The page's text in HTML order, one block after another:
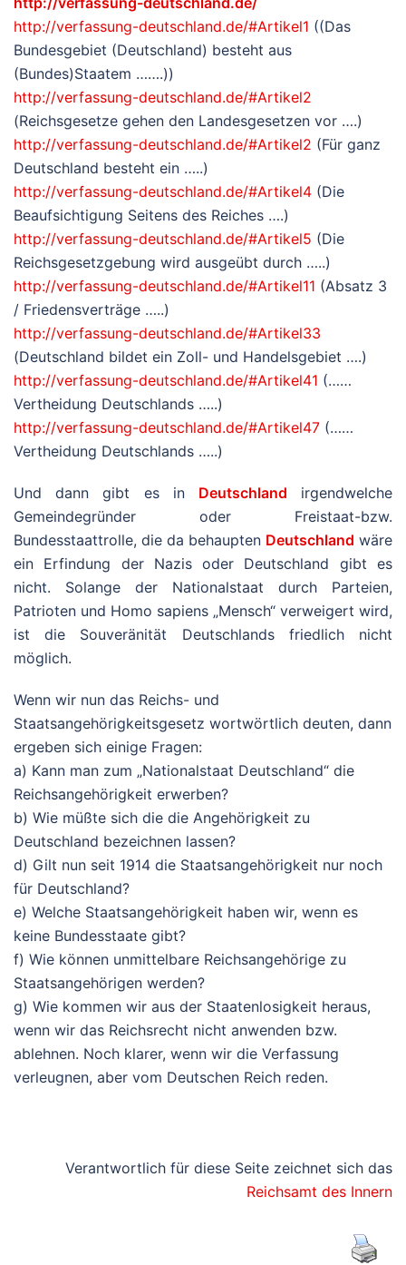
http://verfassung-deutschland.de/#Artikel1 ((Das
Bundesgebiet (Deutschland) besteht aus
(Bundes)Staatem …….))
http://verfassung-deutschland.de/#Artikel2
(Reichsgesetze gehen den Landesgesetzen vor ….)
http://verfassung-deutschland.de/#Artikel2 (Für ganz
Deutschland besteht ein …..)
http://verfassung-deutschland.de/#Artikel4 (Die
Beaufsichtigung Seitens des Reiches ….)
http://verfassung-deutschland.de/#Artikel5 (Die
Reichsgesetzgebung wird ausgeübt durch …..)
http://verfassung-deutschland.de/#Artikel11 (Absatz 3
/ Friedensverträge …..)
http://verfassung-deutschland.de/#Artikel33
(Deutschland bildet ein Zoll- und Handelsgebiet ….)
http://verfassung-deutschland.de/#Artikel41 (……
Vertheidung Deutschlands …..)
http://verfassung-deutschland.de/#Artikel47 (……
Vertheidung Deutschlands …..)
Und dann gibt es in Deutschland irgendwelche
Gemeindegründer oder Freistaat-bzw.
Bundesstaattrolle, die da behaupten Deutschland wäre
ein Erfindung der Nazis oder Deutschland gibt es
nicht. Solange der Nationalstaat durch Parteien,
Patrioten und Homo sapiens „Mensch“ verweigert wird,
ist die Souveränität Deutschlands friedlich nicht
möglich.
Wenn wir nun das Reichs- und
Staatsangehörigkeitsgesetz wortwörtlich deuten, dann
ergeben sich einige Fragen:
a) Kann man zum „Nationalstaat Deutschland“ die
Reichsangehörigkeit erwerben?
b) Wie müßte sich die die Angehörigkeit zu
Deutschland bezeichnen lassen?
d) Gilt nun seit 1914 die Staatsangehörigkeit nur noch
für Deutschland?
e) Welche Staatsangehörigkeit haben wir, wenn es
keine Bundesstaate gibt?
f) Wie können unmittelbare Reichsangehörige zu
Staatsangehörigen werden?
g) Wie kommen wir aus der Staatenlosigkeit heraus,
wenn wir das Reichsrecht nicht anwenden bzw.
ablehnen. Noch klarer, wenn wir die Verfassung
verleugnen, aber vom Deutschen Reich reden.
Verantwortlich für diese Seite zeichnet sich das
Reichsamt des Innern